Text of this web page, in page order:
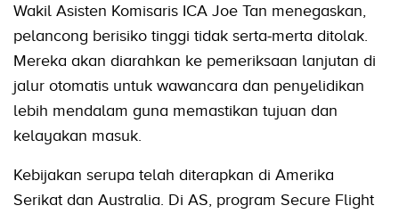
Wakil Asisten Komisaris ICA Joe Tan menegaskan,
pelancong berisiko tinggi tidak serta-merta ditolak.
Mereka akan diarahkan ke pemeriksaan lanjutan di
jalur otomatis untuk wawancara dan penyelidikan
lebih mendalam guna memastikan tujuan dan
kelayakan masuk.
Kebijakan serupa telah diterapkan di Amerika
Serikat dan Australia. Di AS, program Secure Flight